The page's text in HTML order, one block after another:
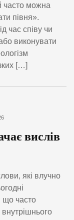
часто можна
півня».
час співу чи
виконувати
[…]
вислів
які влучно
що часто